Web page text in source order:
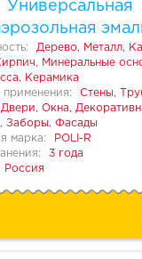
Универсальная
Дерево, Металл,
Минеральные
Керамика
применения:
Стены,
Окна,
Заборы, Фасады
марка:
POLI-R
3 года
Россия